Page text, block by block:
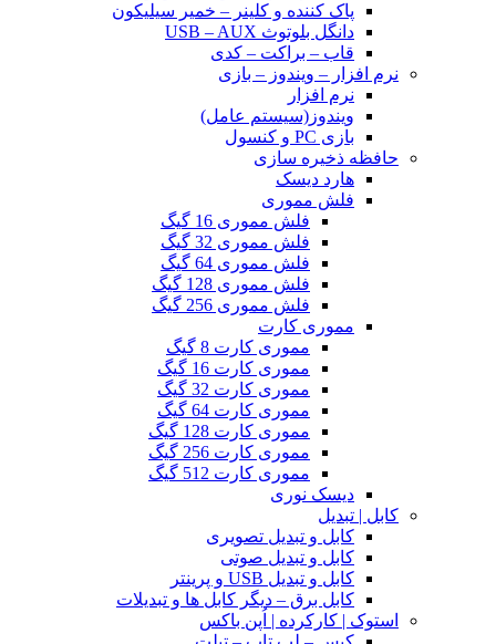
پاک کننده و کلینر – خمیر سیلیکون
دانگل بلوتوث USB – AUX
قاب – براکت – کدی
نرم افزار – ویندوز – بازی
نرم افزار
ویندوز(سیستم عامل)
بازی PC و کنسول
حافظه ذخیره سازی
هارد دیسک
فلش مموری
فلش مموری 16 گیگ
فلش مموری 32 گیگ
فلش مموری 64 گیگ
فلش مموری 128 گیگ
فلش مموری 256 گیگ
مموری کارت
مموری کارت 8 گیگ
مموری کارت 16 گیگ
مموری کارت 32 گیگ
مموری کارت 64 گیگ
مموری کارت 128 گیگ
مموری کارت 256 گیگ
مموری کارت 512 گیگ
دیسک نوری
کابل | تبدیل
کابل و تبدیل تصویری
کابل و تبدیل صوتی
کابل و تبدیل USB و پرینتر
کابل برق – دیگر کابل ها و تبدیلات
استوک | کارکرده | اُپن باکس